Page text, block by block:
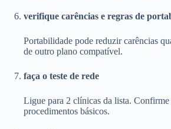
verifique carências e regras de
Portabilidade pode reduzir carências
de outro plano compatível.
faça o teste de rede
Ligue para 2 clínicas da lista. Confirme
procedimentos básicos.